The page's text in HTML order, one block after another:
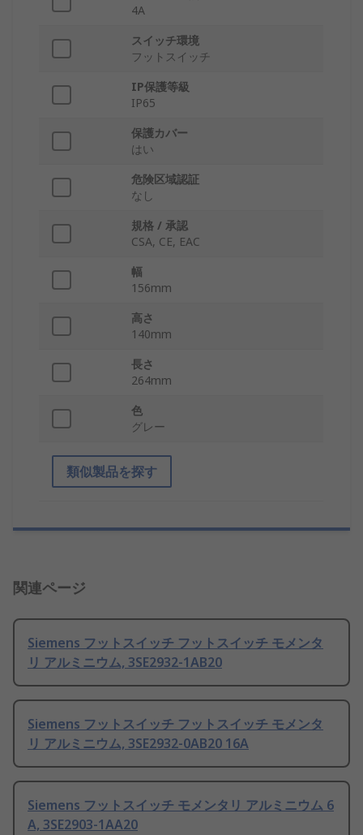
4A
スイッチ環境
フットスイッチ
IP保護等級
IP65
保護カバー
はい
危険区域認証
なし
規格 / 承認
CSA, CE, EAC
幅
156mm
高さ
140mm
長さ
264mm
色
グレー
類似製品を探す
関連ページ
Siemens フットスイッチ フットスイッチ モメンタ
リ アルミニウム, 3SE2932-1AB20
Siemens フットスイッチ フットスイッチ モメンタ
リ アルミニウム, 3SE2932-0AB20 16A
Siemens フットスイッチ モメンタリ アルミニウム 6
A, 3SE2903-1AA20